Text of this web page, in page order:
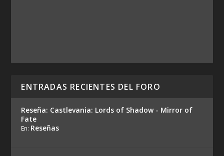
ENTRADAS RECIENTES DEL FORO
Reseña: Castlevania: Lords of Shadow - Mirror of
Fate
En: Reseñas